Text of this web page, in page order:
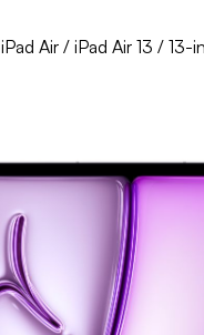
iPad Air/ iPad Air 13 / 13-